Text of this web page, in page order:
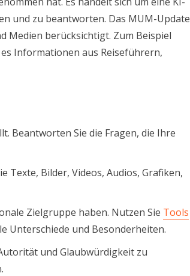
und zu beantworten. Das MUM-Update
Medien berücksichtigt. Zum Beispiel
Informationen aus Reiseführern,
Beantworten Sie die Fragen, die Ihre
Texte, Bilder, Videos, Audios, Grafiken,
Zielgruppe haben. Nutzen Sie Tools
Unterschiede und Besonderheiten.
und Glaubwürdigkeit zu